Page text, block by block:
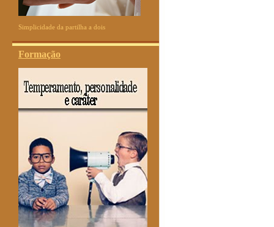
Simplicidade da partilha a dois
Formação